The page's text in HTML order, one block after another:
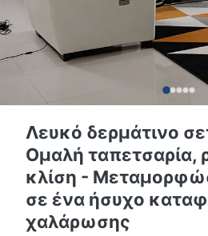
Λευκό δερμάτινο
Ομαλή ταπετσαρία,
κλίση -
σε ένα ήσυχο
χαλάρωσης